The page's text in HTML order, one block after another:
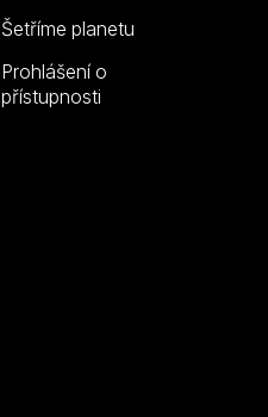
Šetříme planetu
Prohlášení o
přístupnosti